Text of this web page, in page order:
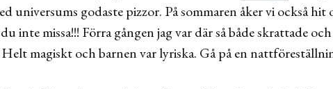
universums godaste pizzor. På sommaren åker vi också
inte missa!!! Förra gången jag var där så både skrattade
magiskt och barnen var lyriska. Gå på en